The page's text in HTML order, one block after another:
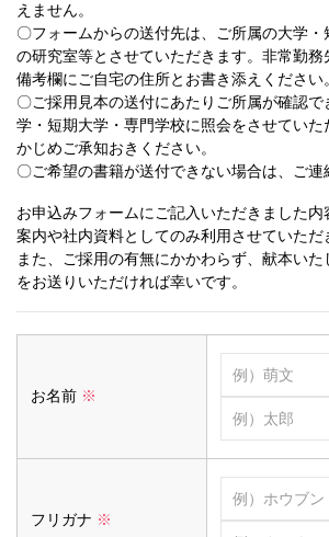
えません。
〇フォームからの送付先は、ご所属の大学・
の研究室等とさせていただきます。非常勤務
備考欄にご自宅の住所とお書き添えください。
〇ご採用見本の送付にあたりご所属が確認
学・短期大学・専門学校に照会をさせていた
かじめご承知おきください。
〇ご希望の書籍が送付できない場合は、ご連
お申込みフォームにご記入いただきました
案内や社内資料としてのみ利用させていただ
また、ご採用の有無にかかわらず、献本い
をお送りいただければ幸いです。
お名前 ※
フリガナ ※